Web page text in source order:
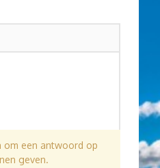
om een antwoord op
geven.